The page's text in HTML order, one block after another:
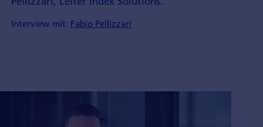
Interview mit: Fabio Pellizzari